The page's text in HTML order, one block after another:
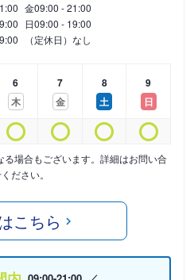
金09:00 - 21:00
日09:00 - 19:00
（定休日）なし
6
木
7
金
8
土
9
日
場合もございます。詳細はお問い合
ださい。
こちら